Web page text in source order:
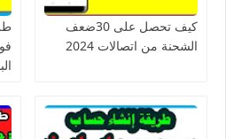
كيف تحصل على 30ضعف
الشحنة من اتصالات 2024